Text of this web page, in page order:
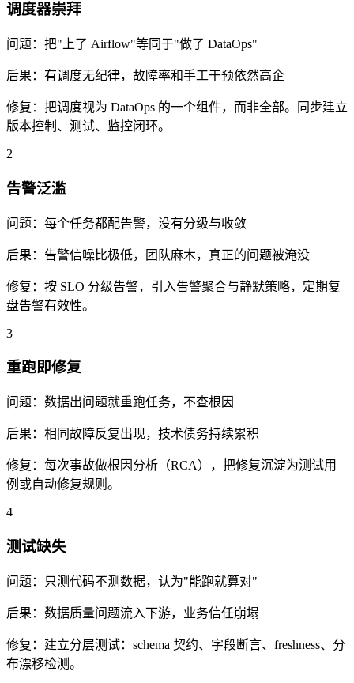
调度器崇拜
问题： 把"上了 Airflow"等同于"做了 DataOps"
后果： 有调度无纪律，故障率和手工干预依然高企
修复： 把调度视为 DataOps 的一个组件，而非全部。同步建立
版本控制、测试、监控闭环。
2
告警泛滥
问题： 每个任务都配告警，没有分级与收敛
后果： 告警信噪比极低，团队麻木，真正的问题被淹没
修复： 按 SLO 分级告警，引入告警聚合与静默策略，定期复
盘告警有效性。
3
重跑即修复
问题： 数据出问题就重跑任务，不查根因
后果： 相同故障反复出现，技术债务持续累积
修复： 每次事故做根因分析（RCA），把修复沉淀为测试用
例或自动修复规则。
4
测试缺失
问题： 只测代码不测数据，认为"能跑就算对"
后果： 数据质量问题流入下游，业务信任崩塌
修复： 建立分层测试：schema 契约、字段断言、freshness、分
布漂移检测。